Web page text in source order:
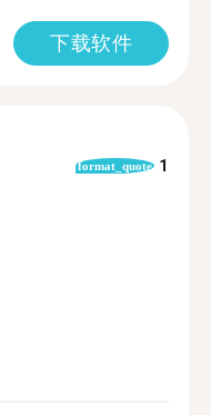
下载软件
format_quote 1